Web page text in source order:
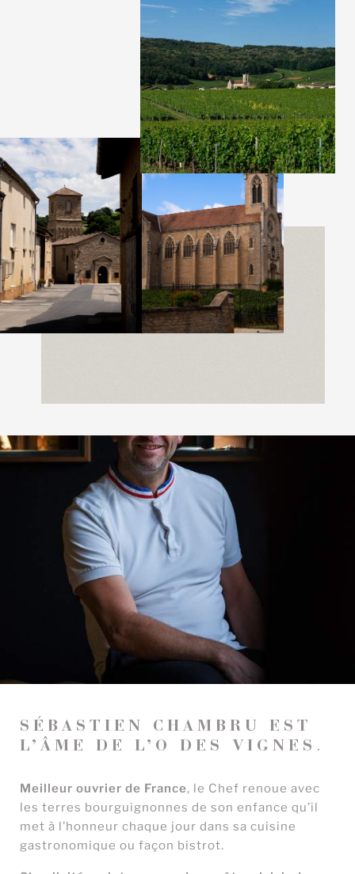
SÉBASTIEN CHAMBRU EST
L’ÂME DE L’O DES VIGNES .
Meilleur ouvrier de France, le Chef renoue avec
les terres bourguignonnes de son enfance qu’il
met à l’honneur chaque jour dans sa cuisine
gastronomique ou façon bistrot.